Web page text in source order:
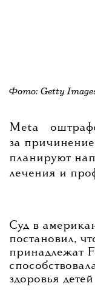
Фото: Getty
Meta
за причинение
планируют
лечения и
Суд в
постановил,
принадлежат
здоровья